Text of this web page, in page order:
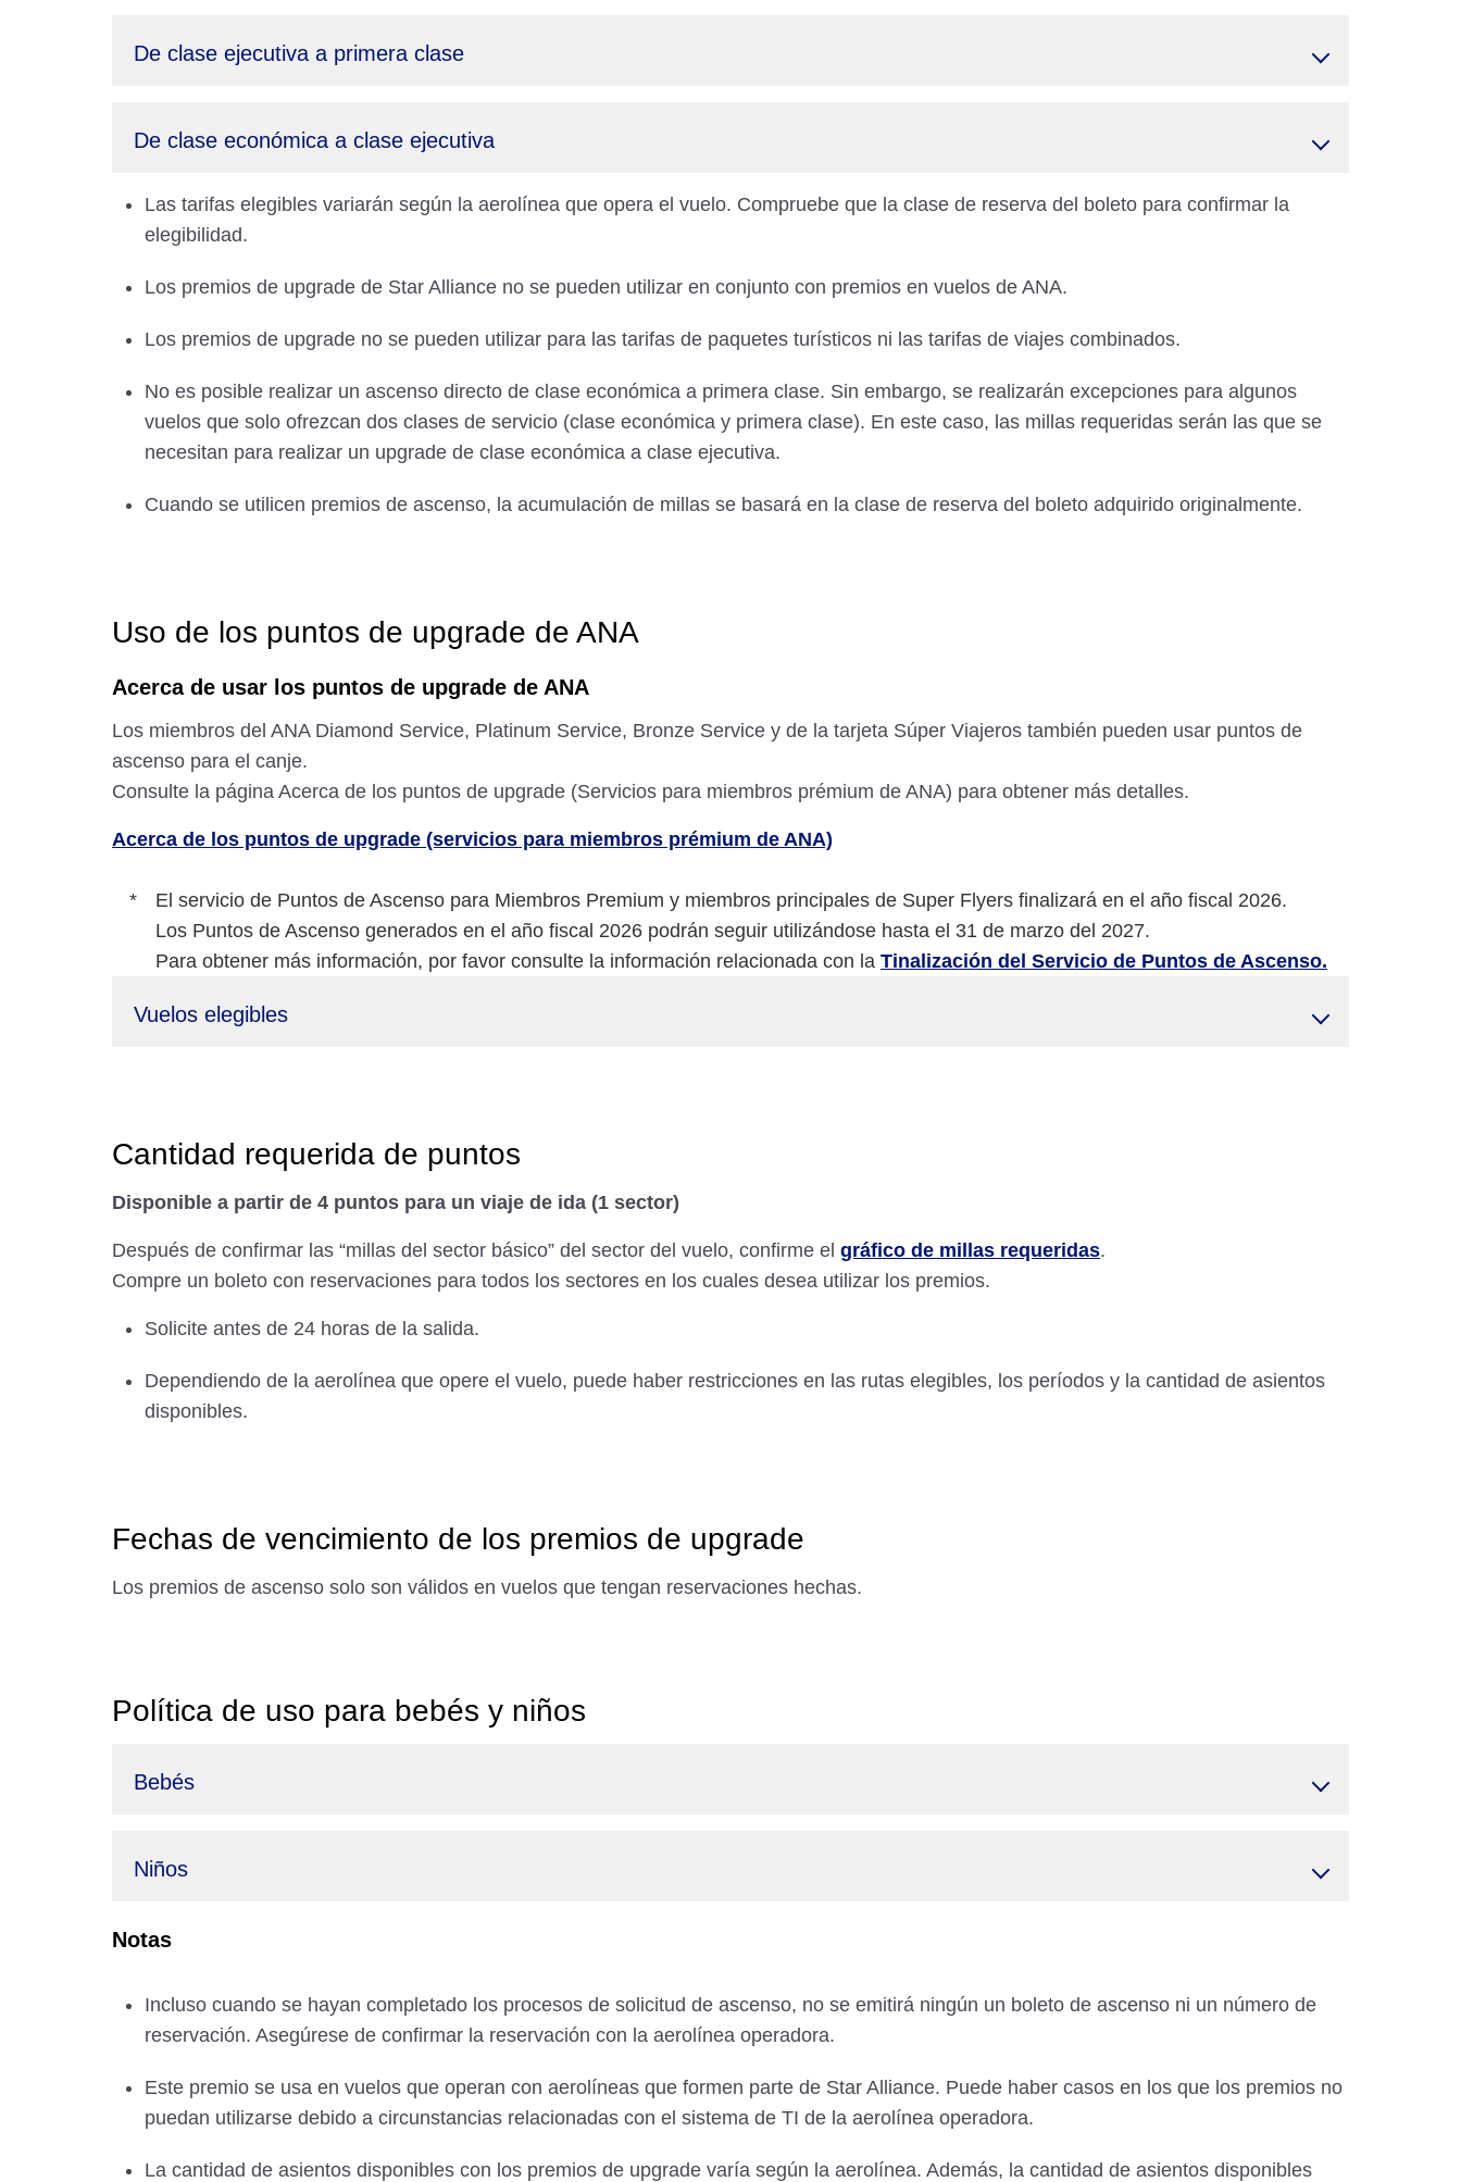
De clase ejecutiva a primera clase
De clase económica a clase ejecutiva
Las tarifas elegibles variarán según la aerolínea que opera el vuelo. Compruebe que la clase de reserva del boleto para confirmar la
elegibilidad.
Los premios de upgrade de Star Alliance no se pueden utilizar en conjunto con premios en vuelos de ANA.
Los premios de upgrade no se pueden utilizar para las tarifas de paquetes turísticos ni las tarifas de viajes combinados.
No es posible realizar un ascenso directo de clase económica a primera clase. Sin embargo, se realizarán excepciones para algunos
vuelos que solo ofrezcan dos clases de servicio (clase económica y primera clase). En este caso, las millas requeridas serán las que se
necesitan para realizar un upgrade de clase económica a clase ejecutiva.
Cuando se utilicen premios de ascenso, la acumulación de millas se basará en la clase de reserva del boleto adquirido originalmente.
Uso de los puntos de upgrade de ANA
Acerca de usar los puntos de upgrade de ANA
Los miembros del ANA Diamond Service, Platinum Service, Bronze Service y de la tarjeta Súper Viajeros también pueden usar puntos de
ascenso para el canje.
Consulte la página Acerca de los puntos de upgrade (Servicios para miembros prémium de ANA) para obtener más detalles.
Acerca de los puntos de upgrade (servicios para miembros prémium de ANA)
El servicio de Puntos de Ascenso para Miembros Premium y miembros principales de Super Flyers finalizará en el año fiscal 2026.
Los Puntos de Ascenso generados en el año fiscal 2026 podrán seguir utilizándose hasta el 31 de marzo del 2027.
Para obtener más información, por favor consulte la información relacionada con la Tinalización del Servicio de Puntos de Ascenso.
Vuelos elegibles
Cantidad requerida de puntos
Disponible a partir de 4 puntos para un viaje de ida (1 sector)
Después de confirmar las “millas del sector básico” del sector del vuelo, confirme el gráfico de millas requeridas.
Compre un boleto con reservaciones para todos los sectores en los cuales desea utilizar los premios.
Solicite antes de 24 horas de la salida.
Dependiendo de la aerolínea que opere el vuelo, puede haber restricciones en las rutas elegibles, los períodos y la cantidad de asientos
disponibles.
Fechas de vencimiento de los premios de upgrade
Los premios de ascenso solo son válidos en vuelos que tengan reservaciones hechas.
Política de uso para bebés y niños
Bebés
Niños
Notas
Incluso cuando se hayan completado los procesos de solicitud de ascenso, no se emitirá ningún un boleto de ascenso ni un número de
reservación. Asegúrese de confirmar la reservación con la aerolínea operadora.
Este premio se usa en vuelos que operan con aerolíneas que formen parte de Star Alliance. Puede haber casos en los que los premios no
puedan utilizarse debido a circunstancias relacionadas con el sistema de TI de la aerolínea operadora.
La cantidad de asientos disponibles con los premios de upgrade varía según la aerolínea. Además, la cantidad de asientos disponibles